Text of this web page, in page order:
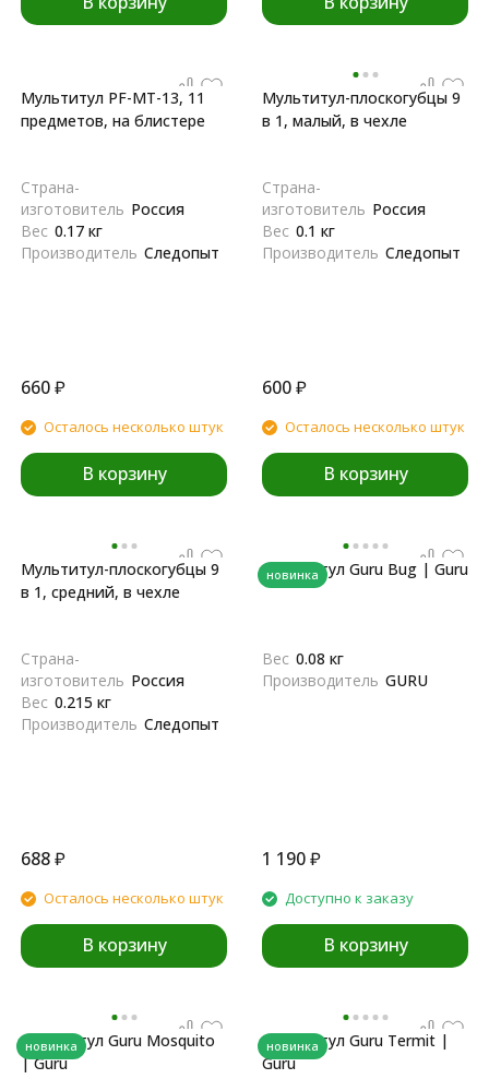
Мультитул PF-MT-13, 11
предметов, на блистере
Страна-
изготовитель Россия
Вес 0.17 кг
Производитель Следопыт
660₽
Осталось несколько штук
В корзину
Мультитул-плоскогубцы 9
в 1, малый, в чехле
Страна-
изготовитель Россия
Вес 0.1 кг
Производитель Следопыт
600₽
Осталось несколько штук
В корзину
Мультитул-плоскогубцы 9
в 1, средний, в чехле
Страна-
изготовитель Россия
Вес 0.215 кг
Производитель Следопыт
688₽
Осталось несколько штук
В корзину
новинка
Мультитул Guru Bug | Guru
Вес 0.08 кг
Производитель GURU
1 190₽
Доступно к заказу
В корзину
новинка
Мультитул Guru Mosquito
| Guru
новинка
Мультитул Guru Termit |
Guru